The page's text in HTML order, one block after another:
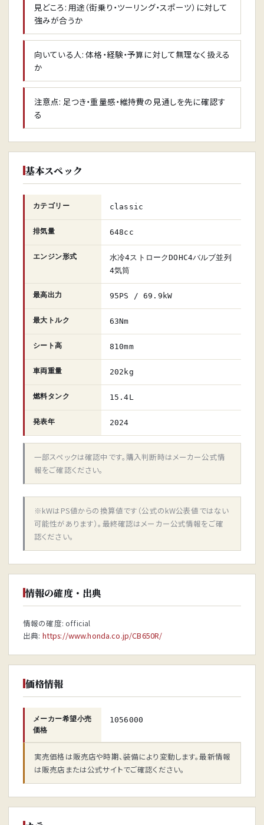
見どころ: 用途（街乗り・ツーリング・スポーツ）に対して
強みが合うか
向いている人: 体格・経験・予算に対して無理なく扱える
か
注意点: 足つき・重量感・維持費の見通しを先に確認す
る
基本スペック
カテゴリー classic
排気量 648cc
エンジン形式
水冷4ストロークDOHC4バルブ並列
4気筒
最高出力 95PS / 69.9kW
最大トルク 63Nm
シート高 810mm
車両重量 202kg
燃料タンク 15.4L
発表年 2024
一部スペックは確認中です。購入判断時はメーカー公式情
報をご確認ください。
※kWはPS値からの換算値です（公式のkW公表値ではない
可能性があります）。最終確認はメーカー公式情報をご確
認ください。
情報の確度・出典
情報の確度: official
出典: https://www.honda.co.jp/CB650R/
価格情報
メーカー希望小売
価格
1056000
実売価格は販売店や時期、装備により変動します。最新情報
は販売店または公式サイトでご確認ください。